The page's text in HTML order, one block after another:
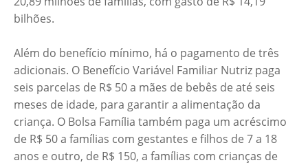
bilhões.
Além do benefício mínimo, há o pagamento de três
adicionais. O Benefício Variável Familiar Nutriz paga
seis parcelas de R$ 50 a mães de bebês de até seis
meses de idade, para garantir a alimentação da
criança. O Bolsa Família também paga um acréscimo
de R$ 50 a famílias com gestantes e filhos de 7 a 18
anos e outro, de R$ 150, a famílias com crianças de